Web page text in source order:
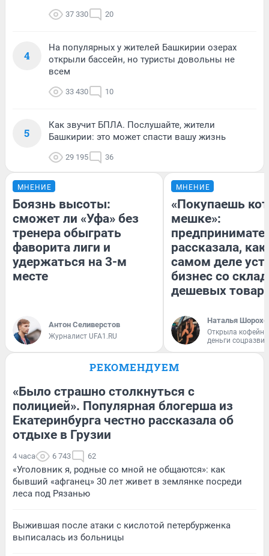
37 330 20
4
На популярных у жителей Башкирии озерах
открыли бассейн, но туристы довольны не
всем
33 430 10
5
Как звучит БПЛА. Послушайте, жители
Башкирии: это может спасти вашу жизнь
29 195 36
МНЕНИЕ
Боязнь высоты:
сможет ли «Уфа» без
тренера обыграть
фаворита лиги и
удержаться на 3-м
месте
Антон Селиверстов
Журналист UFA1.RU
МНЕНИЕ
«Покупаешь
мешке»:
рассказала, как
самом деле
бизнес со
дешевых
Наталья
Открыла
деньги
РЕКОМЕНДУЕМ
«Было страшно столкнуться с
полицией». Популярная блогерша из
Екатеринбурга честно рассказала об
отдыхе в Грузии
4 часа 6 743 62
«Уголовник я, родные со мной не общаются»: как
бывший «афганец» 30 лет живет в землянке посреди
леса под Рязанью
Выжившая после атаки с кислотой петербурженка
выписалась из больницы